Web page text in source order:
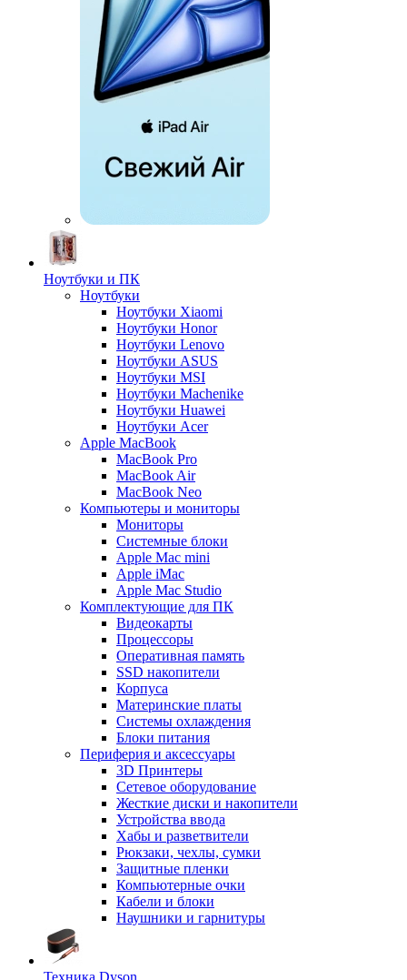
Ноутбуки и ПК
Ноутбуки
Ноутбуки Xiaomi
Ноутбуки Honor
Ноутбуки Lenovo
Ноутбуки ASUS
Ноутбуки MSI
Ноутбуки Machenike
Ноутбуки Huawei
Ноутбуки Acer
Apple MacBook
MacBook Pro
MacBook Air
MacBook Neo
Компьютеры и мониторы
Мониторы
Системные блоки
Apple Mac mini
Apple iMac
Apple Mac Studio
Комплектующие для ПК
Видеокарты
Процессоры
Оперативная память
SSD накопители
Корпуса
Материнские платы
Системы охлаждения
Блоки питания
Периферия и аксессуары
3D Принтеры
Сетевое оборудование
Жесткие диски и накопители
Устройства ввода
Хабы и разветвители
Рюкзаки, чехлы, сумки
Защитные пленки
Компьютерные очки
Кабели и блоки
Наушники и гарнитуры
Техника Dyson